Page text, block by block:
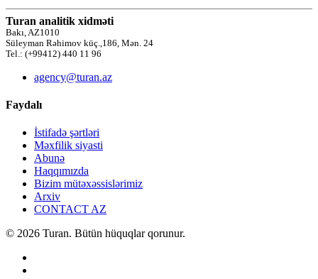
Turan analitik xidməti
Bakı, AZ1010
Süleyman Rəhimov küç.,186, Mən. 24
Tel.: (+99412) 440 11 96
agency@turan.az
Faydalı
İstifadə şərtləri
Məxfilik siyasti
Abunə
Haqqımızda
Bizim mütəxəssislərimiz
Arxiv
CONTACT AZ
© 2026 Turan. Bütün hüquqlar qorunur.